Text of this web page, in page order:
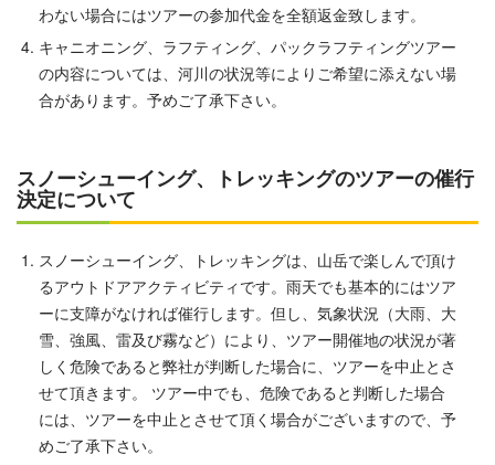
わない場合にはツアーの参加代金を全額返金致します。
キャニオニング、ラフティング、パックラフティングツアー
の内容については、河川の状況等によりご希望に添えない場
合があります。予めご了承下さい。
スノーシューイング、トレッキングのツアーの催行
決定について
スノーシューイング、トレッキングは、山岳で楽しんで頂け
るアウトドアアクティビティです。雨天でも基本的にはツア
ーに支障がなければ催行します。但し、気象状況（大雨、大
雪、強風、雷及び霧など）により、ツアー開催地の状況が著
しく危険であると弊社が判断した場合に、ツアーを中止とさ
せて頂きます。 ツアー中でも、危険であると判断した場合
には、ツアーを中止とさせて頂く場合がございますので、予
めご了承下さい。